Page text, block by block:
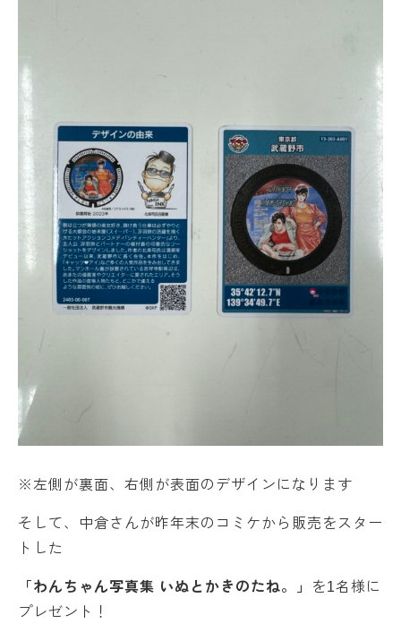
※左側が裏面、右側が表面のデザインになります
そして、中倉さんが昨年末のコミケから販売をスター
トした
「わんちゃん写真集 いぬとかきのたね。」
を1名様に
プレゼント！